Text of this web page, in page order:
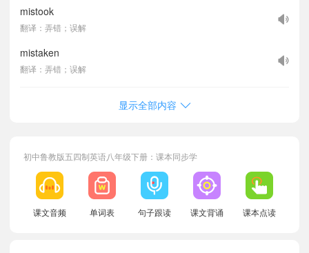
mistook
翻译：弄错；误解
mistaken
翻译：弄错；误解
显示全部内容
初中鲁教版五四制英语八年级下册：课本同步学
课文音频 单词表 句子跟读 课文背诵 课本点读